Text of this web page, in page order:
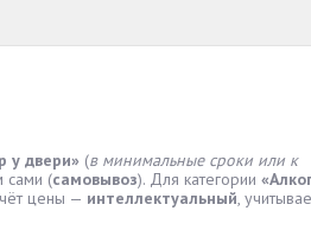
у двери» (в минимальные сроки или к
сами (самовывоз). Для категории
цены — интеллектуальный,